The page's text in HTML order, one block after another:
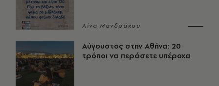
Λίνα Μανδράκου
Αύγουστος στην Αθήνα: 20
τρόποι να περάσετε υπέροχα